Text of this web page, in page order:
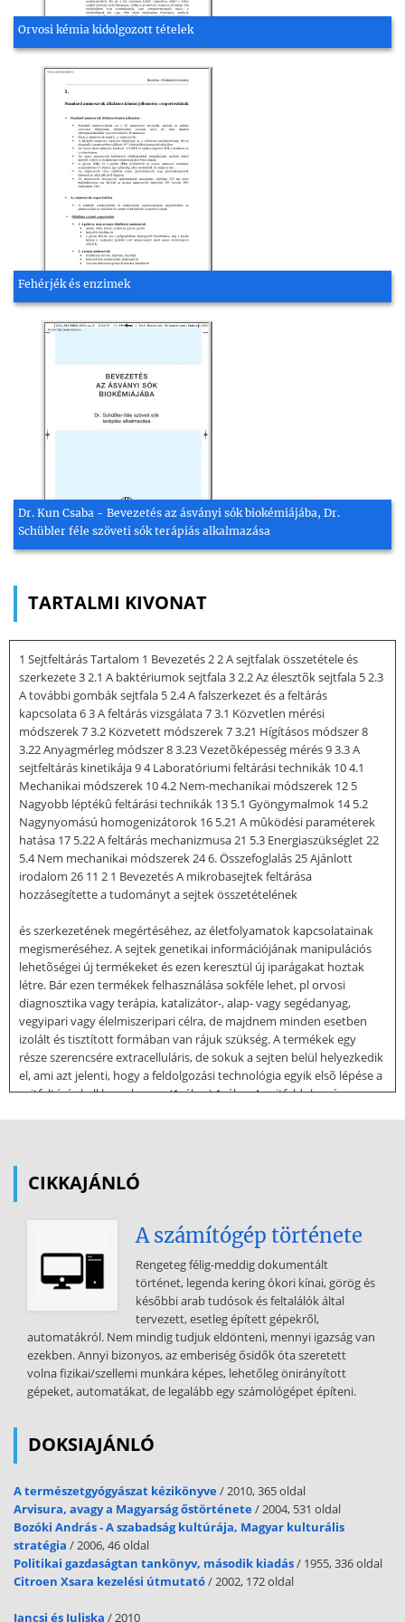
Orvosi kémia kidolgozott tételek
Fehérjék és enzimek
Dr. Kun Csaba - Bevezetés az ásványi sók biokémiájába, Dr.
Schübler féle szöveti sók terápiás alkalmazása
TARTALMI KIVONAT
1 Sejtfeltárás Tartalom 1 Bevezetés 2 2 A sejtfalak összetétele és
szerkezete 3 2.1 A baktériumok sejtfala 3 2.2 Az élesztõk sejtfala 5 2.3
A további gombák sejtfala 5 2.4 A falszerkezet és a feltárás
kapcsolata 6 3 A feltárás vizsgálata 7 3.1 Közvetlen mérési
módszerek 7 3.2 Közvetett módszerek 7 3.21 Hígításos módszer 8
3.22 Anyagmérleg módszer 8 3.23 Vezetõképesség mérés 9 3.3 A
sejtfeltárás kinetikája 9 4 Laboratóriumi feltárási technikák 10 4.1
Mechanikai módszerek 10 4.2 Nem-mechanikai módszerek 12 5
Nagyobb léptékû feltárási technikák 13 5.1 Gyöngymalmok 14 5.2
Nagynyomású homogenizátorok 16 5.21 A mûködési paraméterek
hatása 17 5.22 A feltárás mechanizmusa 21 5.3 Energiaszükséglet 22
5.4 Nem mechanikai módszerek 24 6. Összefoglalás 25 Ajánlott
irodalom 26 11 2 1 Bevezetés A mikrobasejtek feltárása
hozzásegítette a tudományt a sejtek összetételének
és szerkezetének megértéséhez, az életfolyamatok kapcsolatainak
megismeréséhez. A sejtek genetikai információjának manipulációs
lehetõségei új termékeket és ezen keresztül új iparágakat hoztak
létre. Bár ezen termékek felhasználása sokféle lehet, pl orvosi
diagnosztika vagy terápia, katalizátor-, alap- vagy segédanyag,
vegyipari vagy élelmiszeripari célra, de majdnem minden esetben
izolált és tisztított formában van rájuk szükség. A termékek egy
része szerencsére extracelluláris, de sokuk a sejten belül helyezkedik
el, ami azt jelenti, hogy a feldolgozási technológia egyik elsõ lépése a
sejtfeltárás kell hogy legyen (1. ábra) 1. ábra A sejtfeldolgozás
szöveg az eredet feltüntetésével korlátozás nélkül másolható, és
felhasználható bármilyen non-profit célra 3 A következõkben a
bemutatott rendszerben tárgyaljuk a feltárás mûveletének
különbözõ megvalósításait, azzal az eltéréssel, hogy, elkülönítve
kezeljük a laboratóriumi módszereket az ipari léptékben is
alkalmazhatóktól. A sejtfeltárás megközelíthetõ empirikus módon is,
de a sejtfal szerkezetének, a feltárás célpontjának ismerete
hatékonyabb módszerek kialakításához vezethet. Ezért került be a
fejezetbe a jellegzetes sejtfalszerkezetek rövid áttekintése. Ehhez
járul még a feltárás mértékének mérésével kapcsolatos analitikai
mikroorganizmus feltárásához a
válassza el a sejt beltartalmát a külsõ folyadéktól. A feltárásra kerülõ
sejtek külsõ burka általában két rétegbõl áll, a
citoplazmamembránból és az ezt kívülrõl határoló, támasztó merev
sejtfalból. A citoplazmamembrán elsõsorban fehérjékbõl és
lipidekbõl áll, funkciója az, hogy fenntartja a
koncentrációkülönbséget a sejt belsõ és külsõ tere között,
biztosít. A sejtfal nélkül a membrán nagyon érzékeny az ozmotikus
CIKKAJÁNLÓ
A számítógép története
Rengeteg félig-meddig dokumentált
történet, legenda kering ókori kínai, görög és
későbbi arab tudósok és feltalálók által
tervezett, esetleg épített gépekről,
automatákról. Nem mindig tudjuk eldönteni, mennyi igazság van
ezekben. Annyi bizonyos, az emberiség ősidők óta szeretett
volna fizikai/szellemi munkára képes, lehetőleg önirányított
gépeket, automatákat, de legalább egy számológépet építeni.
DOKSIAJÁNLÓ
A természetgyógyászat kézikönyve/ 2010, 365 oldal
Arvisura, avagy a Magyarság őstörténete/ 2004, 531 oldal
Bozóki András - A szabadság kultúrája, Magyar kulturális
stratégia / 2006, 46 oldal
Politikai gazdaságtan tankönyv, második kiadás/ 1955, 336 oldal
Citroen Xsara kezelési útmutató/ 2002, 172 oldal
Jancsi és Juliska / 2010